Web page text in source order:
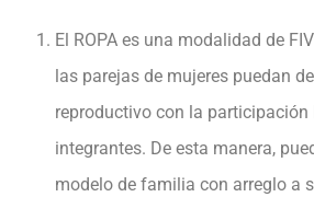
El ROPA es una modalidad de
las parejas de mujeres puedan
reproductivo con la
integrantes. De esta manera,
modelo de familia con arreglo a